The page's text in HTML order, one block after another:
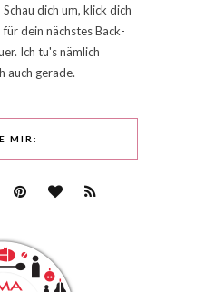
dich um, klick dich
dein nächstes Back-
Ich tu's nämlich
auch gerade.
MIR: